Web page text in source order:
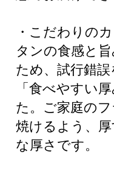
・こだわりの
タンの食感と
ため、試行錯
「食べやすい
た。ご家庭の
焼けるよう、
な厚さです。